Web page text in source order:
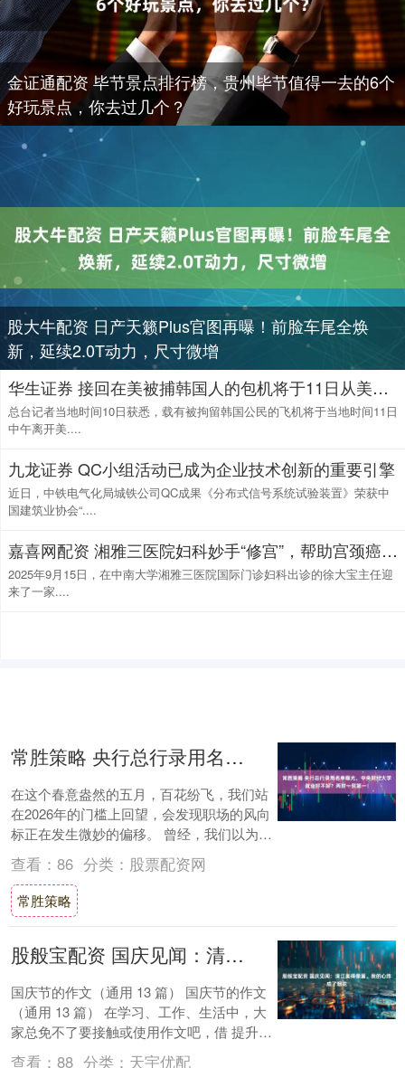
金证通配资 毕节景点排行榜，贵州毕节值得一去的6个
好玩景点，你去过几个？
股大牛配资 日产天籁Plus官图再曝！前脸车尾全焕
新，延续2.0T动力，尺寸微增
华生证券 接回在美被捕韩国人的包机将于11日从美国出发
总台记者当地时间10日获悉，载有被拘留韩国公民的飞机将于当地时间11日
中午离开美....
九龙证券 QC小组活动已成为企业技术创新的重要引擎
近日，中铁电气化局城铁公司QC成果《分布式信号系统试验装置》荣获中
国建筑业协会“....
嘉喜网配资 湘雅三医院妇科妙手“修宫”，帮助宫颈癌患者圆了母亲梦
2025年9月15日，在中南大学湘雅三医院国际门诊妇科出诊的徐大宝主任迎
来了一家....
常胜策略 央行总行录用名单曝光，中央财经大学就业好不好？两财一贸第一！
在这个春意盎然的五月，百花纷飞，我们站
在2026年的门槛上回望，会发现职场的风向
标正在发生微妙的偏移。 曾经，我们以为名
校的光环足以照亮前程；如今，当学历通胀
的....
查看： 86 分类： 股票配资网
常胜策略
股般宝配资 国庆见闻：清江美得像画，我的心炸成了烟花
国庆节的作文（通用 13 篇） 国庆节的作文
（通用 13 篇） 在学习、工作、生活中，大
家总免不了要接触或使用作文吧，借 提升书
面表达能力能够助力我们增强语言组....
查看： 88 分类： 天宇优配